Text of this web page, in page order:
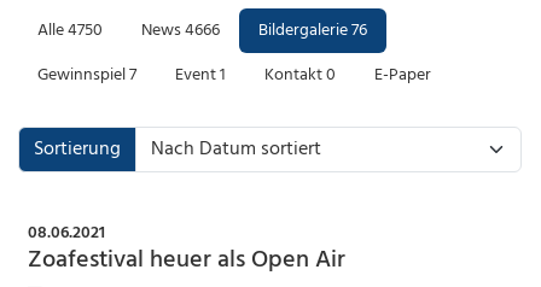
Alle4750 News4666 Bildergalerie76
Gewinnspiel7 Event1 Kontakt0 E-Paper
Sortierung
08.06.2021
Zoafestival heuer als Open Air